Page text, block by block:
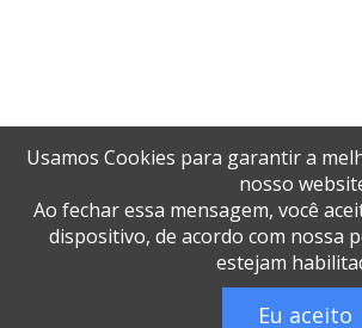
Usamos Cookies para garantir a
nosso
Ao fechar essa mensagem, você
dispositivo, de acordo com nossa
estejam
Eu aceito